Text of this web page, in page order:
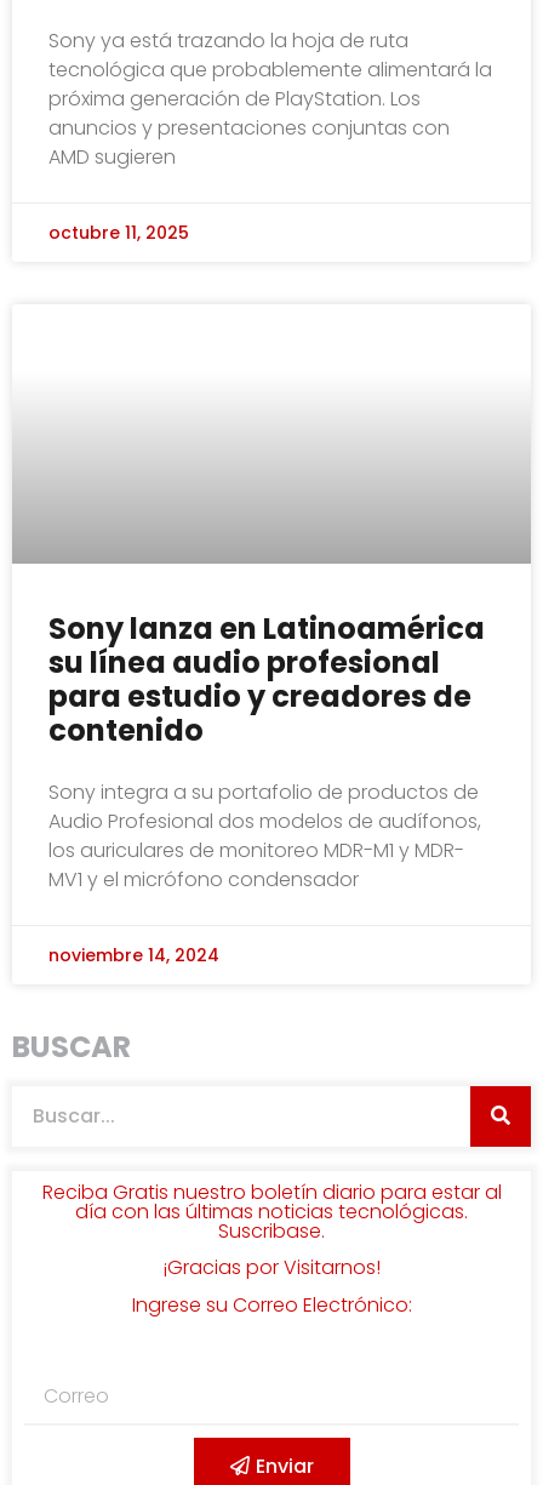
Sony ya está trazando la hoja de ruta
tecnológica que probablemente alimentará la
próxima generación de PlayStation. Los
anuncios y presentaciones conjuntas con
AMD sugieren
octubre 11, 2025
Sony lanza en Latinoamérica
su línea audio profesional
para estudio y creadores de
contenido
Sony integra a su portafolio de productos de
Audio Profesional dos modelos de audífonos,
los auriculares de monitoreo MDR-M1 y MDR-
MV1 y el micrófono condensador
noviembre 14, 2024
BUSCAR
Reciba Gratis nuestro boletín diario para estar al
día con las últimas noticias tecnológicas.
Suscribase.
¡Gracias por Visitarnos!
Ingrese su Correo Electrónico:
Enviar